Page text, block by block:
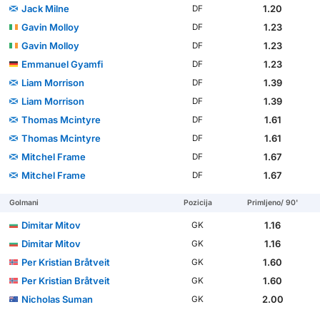
Jack Milne
DF
1.20
Gavin Molloy
DF
1.23
Gavin Molloy
DF
1.23
Emmanuel Gyamfi
DF
1.23
Liam Morrison
DF
1.39
Liam Morrison
DF
1.39
Thomas Mcintyre
DF
1.61
Thomas Mcintyre
DF
1.61
Mitchel Frame
DF
1.67
Mitchel Frame
DF 1.67
Golmani Pozicija Primljeno/ 90'
Dimitar Mitov GK
1.16
Dimitar Mitov
GK
1.16
Per Kristian Bråtveit
GK
1.60
Per Kristian Bråtveit
GK
1.60
Nicholas Suman
GK
2.00